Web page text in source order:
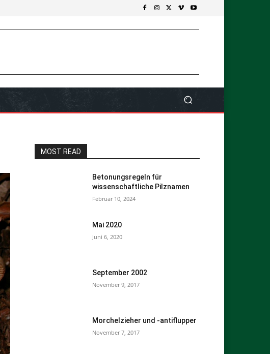
MOST READ
Betonungsregeln für
wissenschaftliche Pilznamen
Februar 10, 2024
Mai 2020
Juni 6, 2020
September 2002
November 9, 2017
Morchelzieher und -antiflupper
November 7, 2017